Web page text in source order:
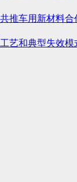
推车用新材料合
艺和典型失效模